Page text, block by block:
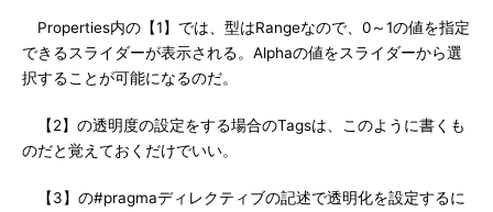
Properties内の【1】では、型はRangeなので、0～1の値を指定
できるスライダーが表示される。Alphaの値をスライダーから選
択することが可能になるのだ。
【2】の透明度の設定をする場合のTagsは、このように書くも
のだと覚えておくだけでいい。
【3】の#pragmaディレクティブの記述で透明化を設定するに